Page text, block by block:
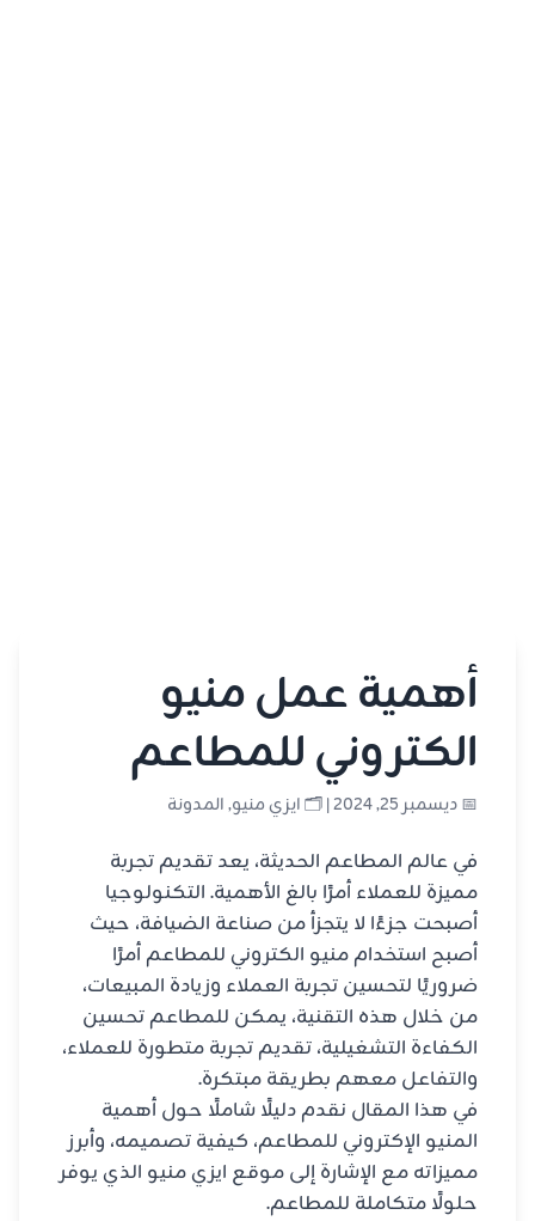
أهمية عمل منيو
الكتروني للمطاعم
📅 ديسمبر 25, 2024 | 🗂️ ايزي منيو,المدونة
في عالم المطاعم الحديثة، يعد تقديم تجربة
مميزة للعملاء أمرًا بالغ الأهمية. التكنولوجيا
أصبحت جزءًا لا يتجزأ من صناعة الضيافة، حيث
أصبح استخدام منيو الكتروني للمطاعم أمرًا
ضروريًا لتحسين تجربة العملاء وزيادة المبيعات،
من خلال هذه التقنية، يمكن للمطاعم تحسين
الكفاءة التشغيلية، تقديم تجربة متطورة للعملاء،
والتفاعل معهم بطريقة مبتكرة.
في هذا المقال نقدم دليلًا شاملًا حول أهمية
المنيو الإكتروني للمطاعم، كيفية تصميمه، وأبرز
مميزاته مع الإشارة إلى موقع ايزي منيو الذي يوفر
حلولًا متكاملة للمطاعم.